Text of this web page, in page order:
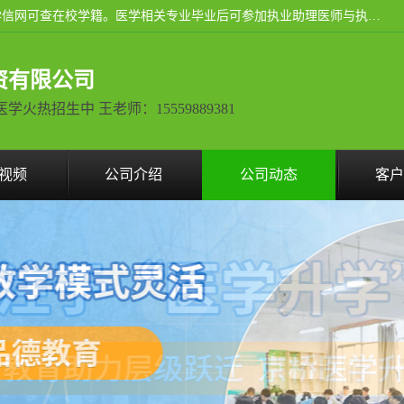
通过医学类院校正规录取从而获取统招全日制大专、本科，学信网可查在校学籍。医学相关专业毕业后可参加执业助理医师与执业医师证书考试（如口腔医学、临床医学、中医学等专业）.
限公司
火热招生中 王老师：15559889381
频 公司介绍 公司动态 客